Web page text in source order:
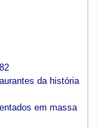
da história
em massa